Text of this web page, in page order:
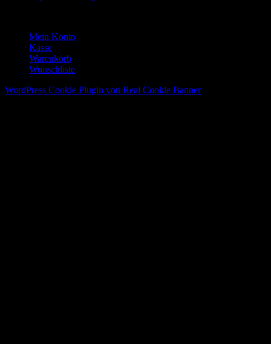
Mein Konto
Kasse
Warenkorb
Wunschliste
WordPress Cookie Plugin von Real Cookie Banner